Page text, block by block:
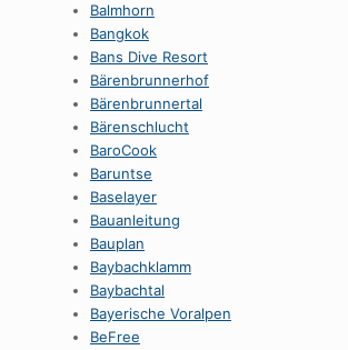
Balmhorn
Bangkok
Bans Dive Resort
Bärenbrunnerhof
Bärenbrunnertal
Bärenschlucht
BaroCook
Baruntse
Baselayer
Bauanleitung
Bauplan
Baybachklamm
Baybachtal
Bayerische Voralpen
BeFree